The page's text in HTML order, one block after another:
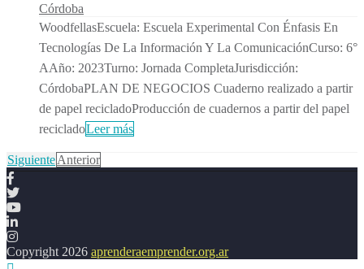
Córdoba
WoodfellasEscuela: Escuela Experimental Con Énfasis En
Tecnologías De La Información Y La ComunicaciónCurso: 6°
AAño: 2023Turno: Jornada CompletaJurisdicción:
CórdobaPLAN DE NEGOCIOS Cuaderno realizado a partir
de papel recicladoProducción de cuadernos a partir del papel
recicladoLeer más
SiguienteAnterior
Copyright 2026 aprenderaemprender.org.ar